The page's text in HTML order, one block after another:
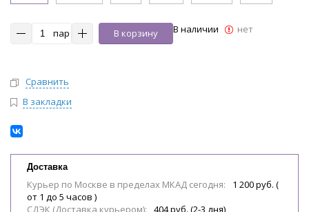
пар В корзину В наличии нет
Сравнить
В закладки
Доставка
Курьер по Москве в пределах МКАД сегодня:
1 200 руб. (
от 1 до 5 часов )
СДЭК (Доставка курьером):
404 руб. (2-3 дня)